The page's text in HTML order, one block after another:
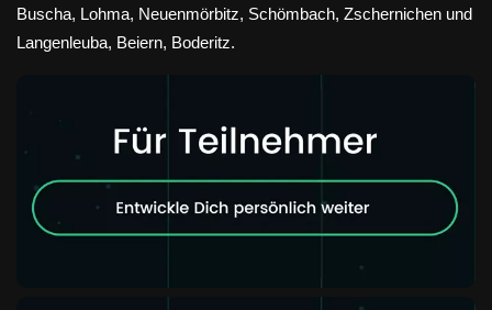
Buscha, Lohma, Neuenmörbitz, Schömbach, Zschernichen und
Langenleuba, Beiern, Boderitz.